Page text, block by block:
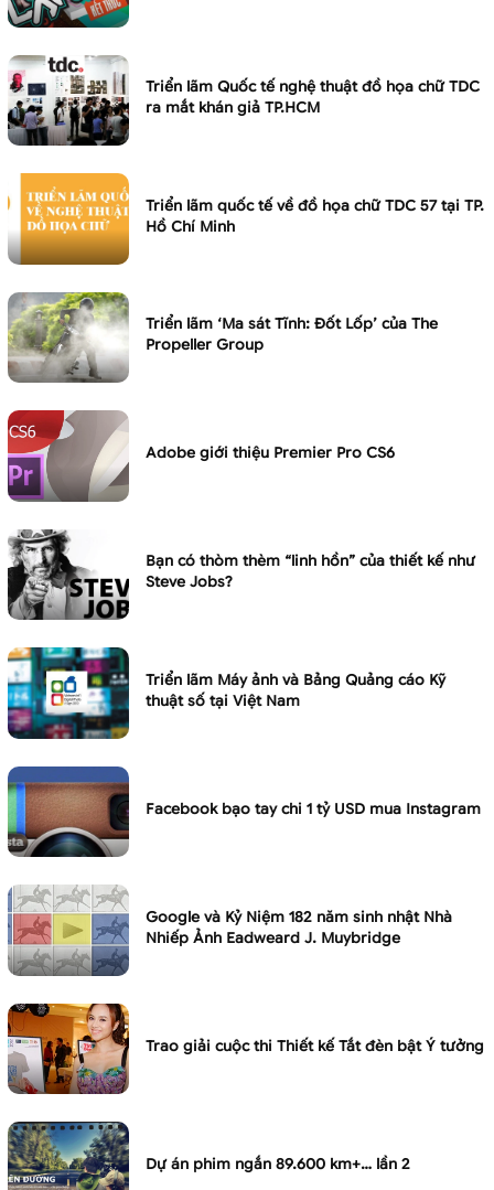
Triển lãm Quốc tế nghệ thuật đồ họa chữ TDC
ra mắt khán giả TP.HCM
Triển lãm quốc tế về đồ họa chữ TDC 57 tại TP.
Hồ Chí Minh
Triển lãm ‘Ma sát Tĩnh: Đốt Lốp’ của The
Propeller Group
Adobe giới thiệu Premier Pro CS6
Bạn có thòm thèm “linh hồn” của thiết kế như
Steve Jobs?
Triển lãm Máy ảnh và Bảng Quảng cáo Kỹ
thuật số tại Việt Nam
Facebook bạo tay chi 1 tỷ USD mua Instagram
Google và Kỷ Niệm 182 năm sinh nhật Nhà
Nhiếp Ảnh Eadweard J. Muybridge
Trao giải cuộc thi Thiết kế Tắt đèn bật Ý tưởng
Dự án phim ngắn 89.600 km+… lần 2